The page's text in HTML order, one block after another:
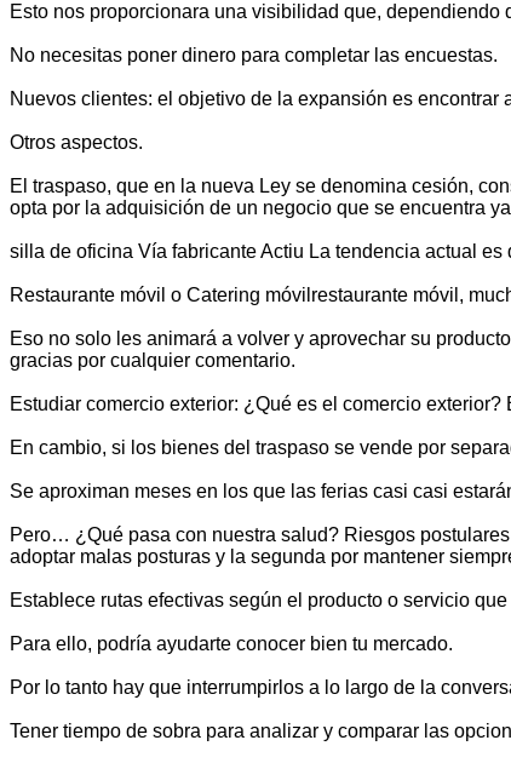
Esto nos proporcionara una visibilidad que,
No necesitas poner dinero para completar las encuestas.
Nuevos clientes: el objetivo de la expansión es encontrar
Otros aspectos.
El traspaso, que en la nueva Ley se denomina cesión,
opta por la adquisición de un negocio que se encuentra
silla de oficina Vía fabricante Actiu La tendencia actual
Restaurante móvil o Catering móvilrestaurante móvil,
Eso no solo les animará a volver y aprovechar su
gracias por cualquier comentario.
Estudiar comercio exterior: ¿Qué es el comercio
En cambio, si los bienes del traspaso se vende por
Se aproximan meses en los que las ferias casi casi
Pero… ¿Qué pasa con nuestra salud? Riesgos
adoptar malas posturas y la segunda por mantener
Establece rutas efectivas según el producto o servicio
Para ello, podría ayudarte conocer bien tu mercado.
Por lo tanto hay que interrumpirlos a lo largo de la
Tener tiempo de sobra para analizar y comparar las